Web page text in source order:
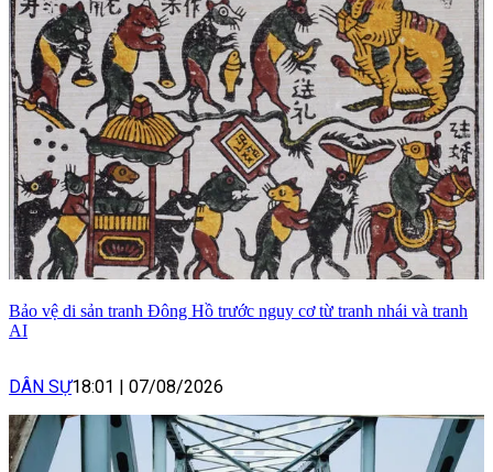
Bảo vệ di sản tranh Đông Hồ trước nguy cơ từ tranh nhái và tranh
AI
DÂN SỰ18:01 07/08/2026